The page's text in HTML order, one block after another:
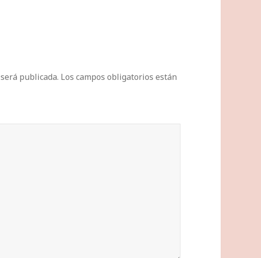
publicada. Los campos obligatorios están